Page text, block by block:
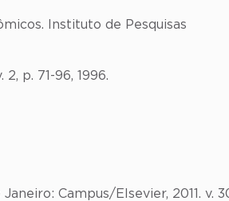
Instituto de Pesquisas
p. 71-96, 1996.
Campus/Elsevier, 2011. v.